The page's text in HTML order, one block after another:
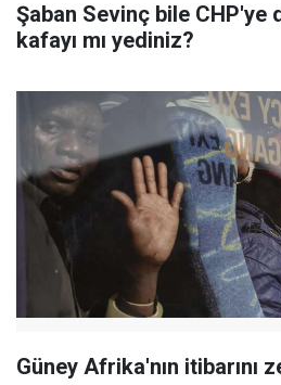
Şaban Sevinç bile CHP'ye
kafayı mı yediniz?
Güney Afrika'nın itibarını